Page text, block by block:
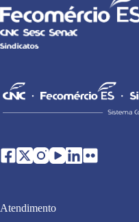
Atendimento